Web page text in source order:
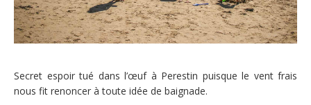
Secret espoir tué dans l’œuf à Perestin puisque le vent frais
nous fit renoncer à toute idée de baignade.